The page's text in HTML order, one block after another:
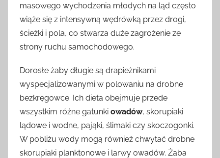
masowego wychodzenia młodych na ląd często
wiąże się z intensywną wędrówką przez drogi,
ścieżki i pola, co stwarza duże zagrożenie ze
strony ruchu samochodowego.
Dorosłe żaby długie są drapieżnikami
wyspecjalizowanymi w polowaniu na drobne
bezkręgowce. Ich dieta obejmuje przede
wszystkim różne gatunki owadów, skorupiaki
lądowe i wodne, pająki, ślimaki czy skoczogonki.
W pobliżu wody mogą również chwytać drobne
skorupiaki planktonowe i larwy owadów. Żaba